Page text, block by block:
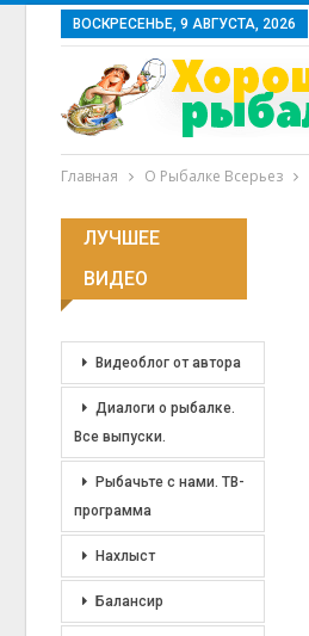
ВОСКРЕСЕНЬЕ, 9 АВГУСТА, 2026
Главная О Рыбалке Всерьез
ЛУЧШЕЕ
ВИДЕО
Видеоблог от автора
Диалоги о рыбалке.
Все выпуски.
Рыбачьте с нами. ТВ-
программа
Нахлыст
Балансир